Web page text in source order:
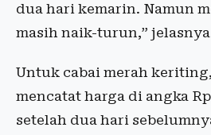
dua hari kemarin. Namun
masih naik-turun,”
Untuk cabai merah
mencatat harga di angka
setelah dua hari